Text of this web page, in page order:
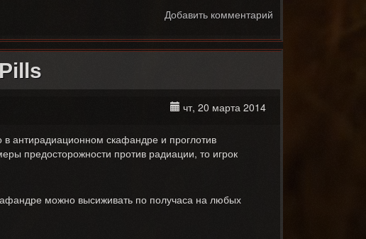
Добавить комментарий
чт, 20 марта 2014
в антирадиационном скафандре и проглотив
предосторожности против радиации, то игрок
можно высиживать по получаса на любых